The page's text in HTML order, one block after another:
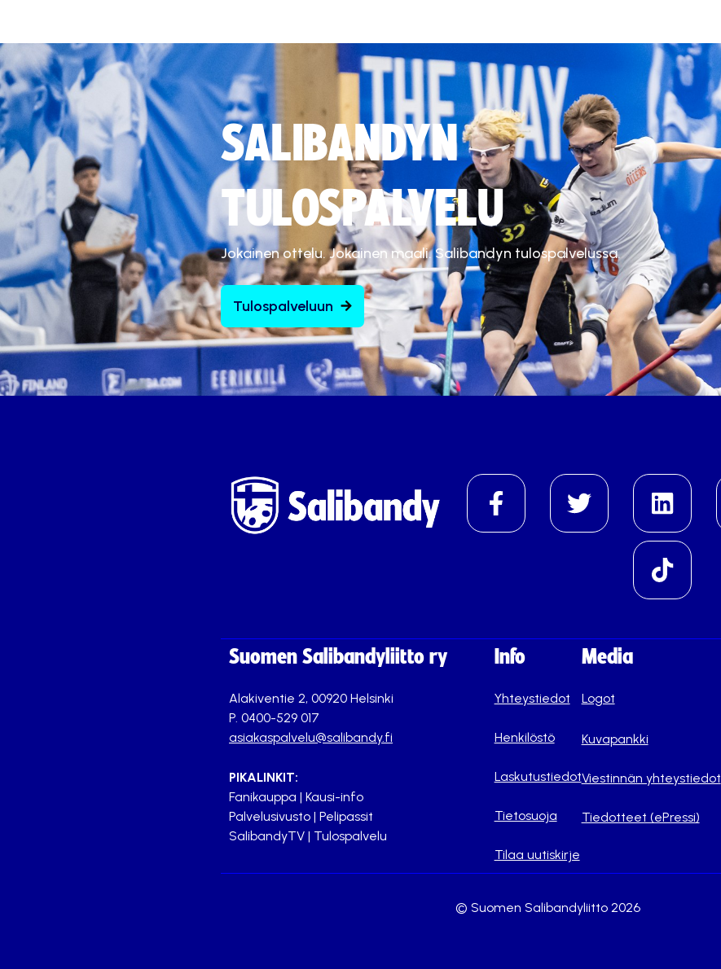
SALIBANDYN
TULOSPALVELU
Jokainen ottelu. Jokainen maali. Salibandyn tulospalvelussa.
Tulospalveluun
Suomen Salibandyliitto ry
Alakiventie 2, 00920 Helsinki
P. 0400-529 017
asiakaspalvelu@salibandy.fi
PIKALINKIT:
Fanikauppa | Kausi-info
Palvelusivusto | Pelipassit
SalibandyTV | Tulospalvelu
Info
Yhteystiedot
Henkilöstö
Laskutustiedot
Tietosuoja
Tilaa uutiskirje
Media
Logot
Kuvapankki
Viestinnän yhteystiedot
Tiedotteet (ePressi)
© Suomen Salibandyliitto 2026